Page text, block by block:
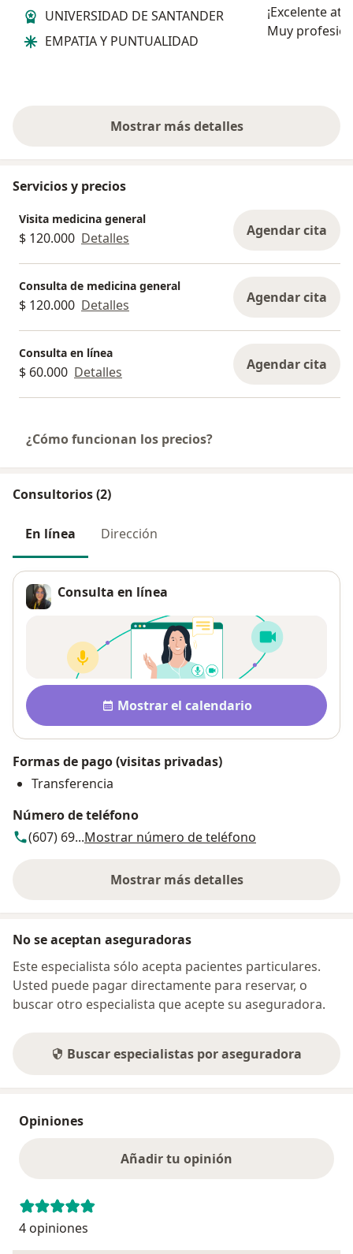
UNIVERSIDAD DE SANTANDER
EMPATIA Y PUNTUALIDAD
¡Excelente
Muy
Mostrar más detalles
sobre la experiencia
Servicios y precios
Visita medicina general
$ 120.000 Detalles Agendar cita
Consulta de medicina general
$ 120.000 Detalles Agendar cita
Consulta en línea
$ 60.000 Detalles Agendar cita
¿Cómo funcionan los precios?
Consultorios (2)
En línea Dirección
Consulta en línea
Disponibilidad
Mostrar el calendario
Formas de pago (visitas privadas)
Transferencia
Número de teléfono
(607) 69...Mostrar número de teléfono
Mostrar más detalles
sobre la dirección
No se aceptan aseguradoras
Este especialista sólo acepta pacientes particulares.
Usted puede pagar directamente para reservar, o
buscar otro especialista que acepte su aseguradora.
Buscar especialistas por aseguradora
Opiniones
Añadir tu opinión
4 opiniones